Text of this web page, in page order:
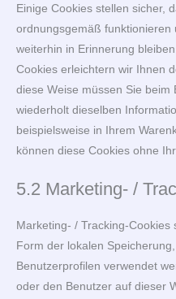
Einige Cookies stellen sicher,
ordnungsgemäß funktionieren
weiterhin in Erinnerung
Cookies erleichtern wir Ihnen
diese Weise müssen Sie
wiederholt dieselben
beispielsweise in Ihrem
können diese Cookies ohne
5.2 Marketing- /
Marketing- / Tracking-
Form der lokalen
Benutzerprofilen verwendet
oder den Benutzer auf dieser